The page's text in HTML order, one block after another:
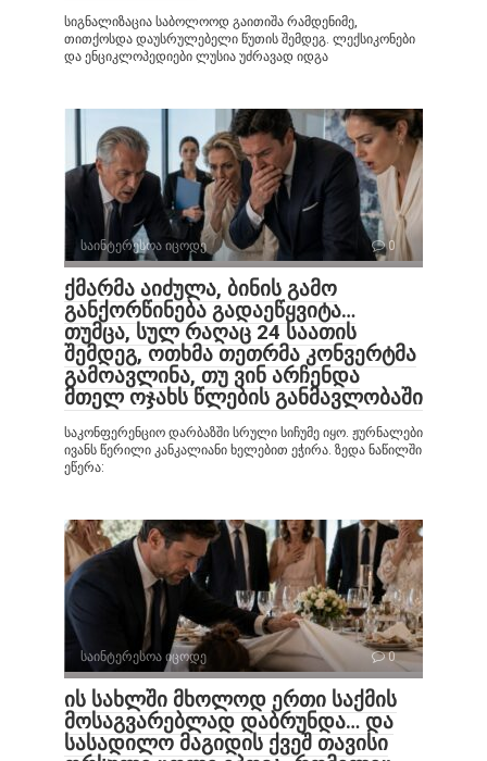
სიგნალიზაცია საბოლოოდ გაითიშა რამდენიმე,
თითქოსდა დაუსრულებელი წუთის შემდეგ. ლექსიკონები
და ენციკლოპედიები ლუსია უძრავად იდგა
საინტერესოა იცოდე 0
ქმარმა აიძულა, ბინის გამო
განქორწინება გადაეწყვიტა…
თუმცა, სულ რაღაც 24 საათის
შემდეგ, ოთხმა თეთრმა კონვერტმა
გამოავლინა, თუ ვინ არჩენდა
მთელ ოჯახს წლების განმავლობაში
საკონფერენციო დარბაზში სრული სიჩუმე იყო. ჟურნალები
ივანს წერილი კანკალიანი ხელებით ეჭირა. ზედა ნაწილში
ეწერა:
საინტერესოა იცოდე 0
ის სახლში მხოლოდ ერთი საქმის
მოსაგვარებლად დაბრუნდა… და
სასადილო მაგიდის ქვეშ თავისი